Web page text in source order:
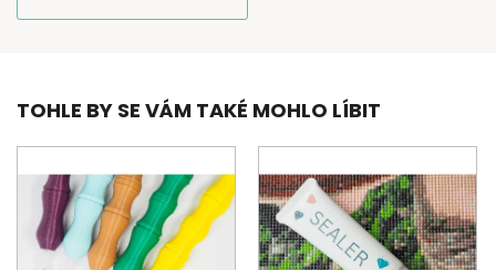
TOHLE BY SE VÁM TAKÉ MOHLO LÍBIT